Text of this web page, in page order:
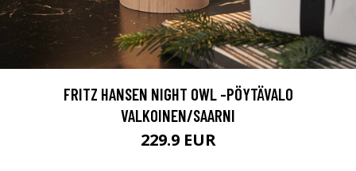
FRITZ HANSEN NIGHT OWL -PÖYTÄVALO
VALKOINEN/SAARNI
229.9 EUR